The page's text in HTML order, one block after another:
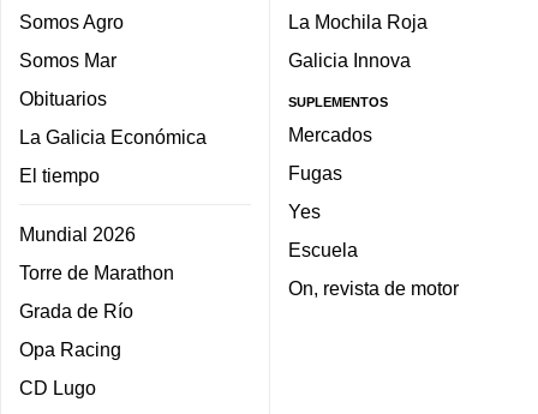
Somos Agro
Somos Mar
Obituarios
La Galicia Económica
El tiempo
Mundial 2026
Torre de Marathon
Grada de Río
Opa Racing
CD Lugo
La Mochila Roja
Galicia Innova
SUPLEMENTOS
Mercados
Fugas
Yes
Escuela
On, revista de motor